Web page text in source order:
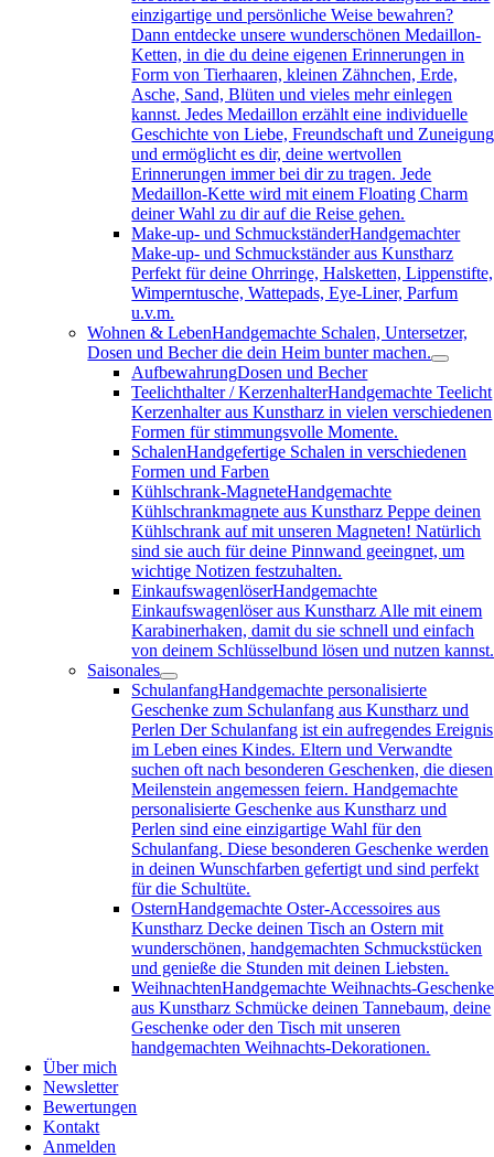
einzigartige und persönliche Weise bewahren?
Dann entdecke unsere wunderschönen Medaillon-
Ketten, in die du deine eigenen Erinnerungen in
Form von Tierhaaren, kleinen Zähnchen, Erde,
Asche, Sand, Blüten und vieles mehr einlegen
kannst. Jedes Medaillon erzählt eine individuelle
Geschichte von Liebe, Freundschaft und Zuneigung
und ermöglicht es dir, deine wertvollen
Erinnerungen immer bei dir zu tragen. Jede
Medaillon-Kette wird mit einem Floating Charm
deiner Wahl zu dir auf die Reise gehen.
Make-up- und SchmuckständerHandgemachter
Make-up- und Schmuckständer aus Kunstharz
Perfekt für deine Ohrringe, Halsketten, Lippenstifte,
Wimperntusche, Wattepads, Eye-Liner, Parfum
u.v.m.
Wohnen & LebenHandgemachte Schalen, Untersetzer,
Dosen und Becher die dein Heim bunter machen.
AufbewahrungDosen und Becher
Teelichthalter / KerzenhalterHandgemachte Teelicht
Kerzenhalter aus Kunstharz in vielen verschiedenen
Formen für stimmungsvolle Momente.
SchalenHandgefertige Schalen in verschiedenen
Formen und Farben
Kühlschrank-MagneteHandgemachte
Kühlschrankmagnete aus Kunstharz Peppe deinen
Kühlschrank auf mit unseren Magneten! Natürlich
sind sie auch für deine Pinnwand geeingnet, um
wichtige Notizen festzuhalten.
EinkaufswagenlöserHandgemachte
Einkaufswagenlöser aus Kunstharz Alle mit einem
Karabinerhaken, damit du sie schnell und einfach
von deinem Schlüsselbund lösen und nutzen kannst.
Saisonales
SchulanfangHandgemachte personalisierte
Geschenke zum Schulanfang aus Kunstharz und
Perlen Der Schulanfang ist ein aufregendes Ereignis
im Leben eines Kindes. Eltern und Verwandte
suchen oft nach besonderen Geschenken, die diesen
Meilenstein angemessen feiern. Handgemachte
personalisierte Geschenke aus Kunstharz und
Perlen sind eine einzigartige Wahl für den
Schulanfang. Diese besonderen Geschenke werden
in deinen Wunschfarben gefertigt und sind perfekt
für die Schultüte.
OsternHandgemachte Oster-Accessoires aus
Kunstharz Decke deinen Tisch an Ostern mit
wunderschönen, handgemachten Schmuckstücken
und genieße die Stunden mit deinen Liebsten.
WeihnachtenHandgemachte Weihnachts-Geschenke
aus Kunstharz Schmücke deinen Tannebaum, deine
Geschenke oder den Tisch mit unseren
handgemachten Weihnachts-Dekorationen.
Über mich
Newsletter
Bewertungen
Kontakt
Anmelden